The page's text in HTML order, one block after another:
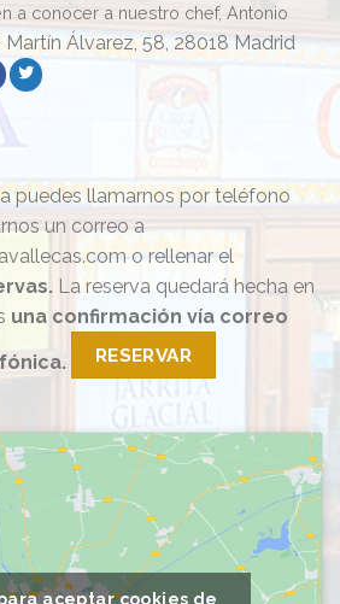
a conocer a nuestro chef, Antonio
Martín Álvarez, 58, 28018 Madrid
aceptar cookies de
puedes llamarnos por teléfono
un correo a
o rellenar el
La reserva quedará hecha en
una confirmación vía correo
RESERVAR